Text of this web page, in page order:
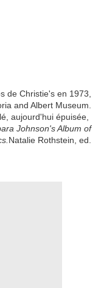
de Christie's en 1973,
and Albert Museum.
aujourd'hui épuisée,
Johnson's Album of
Natalie Rothstein, ed.